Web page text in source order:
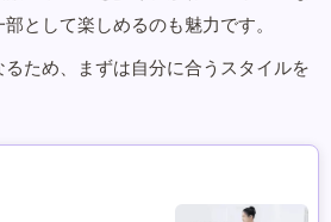
として楽しめるのも魅力です。
ため、まずは自分に合うスタイルを